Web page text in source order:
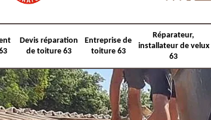
Devis réparation
de toiture 63
Entreprise de
toiture 63
Réparateur,
installateur de velux
63